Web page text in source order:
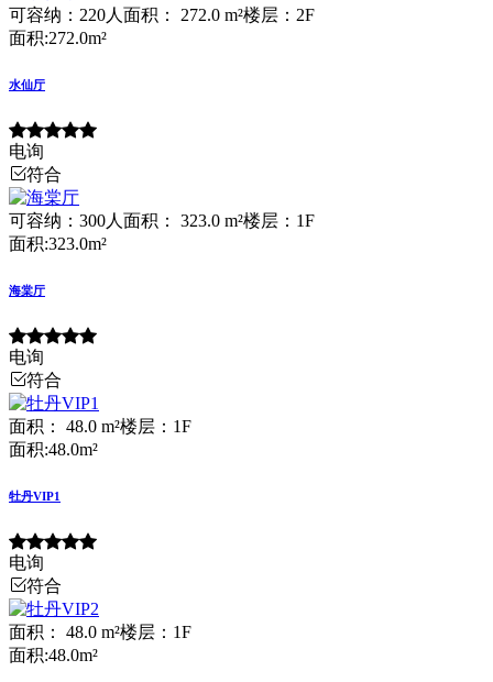
可容纳：220人 面积： 272.0 m²楼层：2F
面积:272.0m²
水仙厅
电询
符合
可容纳：300人 面积： 323.0 m²楼层：1F
面积:323.0m²
海棠厅
电询
符合
面积： 48.0 m²楼层：1F
面积:48.0m²
牡丹VIP1
电询
符合
面积： 48.0 m²楼层：1F
面积:48.0m²